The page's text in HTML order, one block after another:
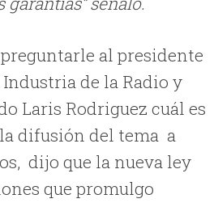
al presidente
Industria de la Radio y
Laris Rodriguez cuál es
difusión del tema a
dijo que la nueva ley
que promulgo